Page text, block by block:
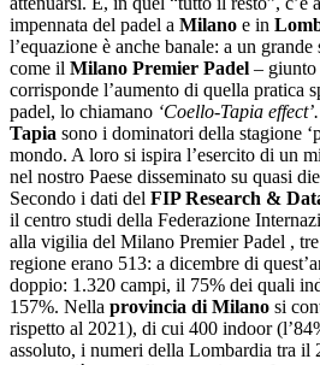
impennata del padel a Milano e in
l’equazione è anche banale: a un
come il Milano Premier Padel – giunto
corrisponde l’aumento di quella pratica
padel, lo chiamano ‘Coello-Tapia effect’.
Tapia sono i dominatori della stagione
mondo. A loro si ispira l’esercito di un
nel nostro Paese disseminato su quasi
Secondo i dati del FIP Research &
il centro studi della Federazione
alla vigilia del Milano Premier Padel ,
regione erano 513: a dicembre di
doppio: 1.320 campi, il 75% dei quali
157%. Nella provincia di Milano si
rispetto al 2021), di cui 400 indoor
assoluto, i numeri della Lombardia tra il